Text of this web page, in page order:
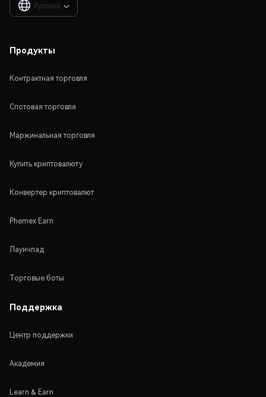
Русский 
Продукты
Контрактная торговля
Спотовая торговля
Маржинальная торговля
Купить криптовалюту
Конвертер криптовалют
Phemex Earn
Лаунчпад
Торговые боты
Поддержка
Центр поддержки
Академия
Learn & Earn